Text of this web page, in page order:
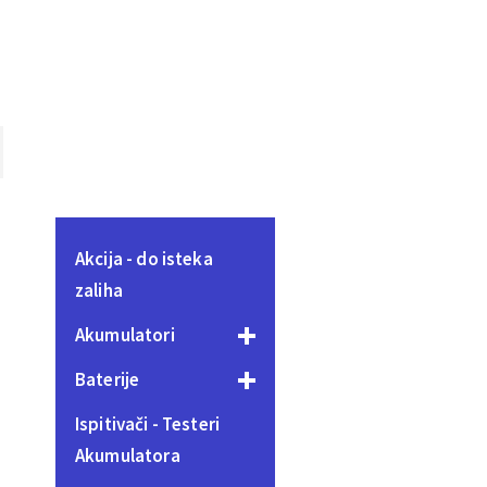
Akcija - do isteka
zaliha
Akumulatori
Baterije
Ispitivači - Testeri
Akumulatora